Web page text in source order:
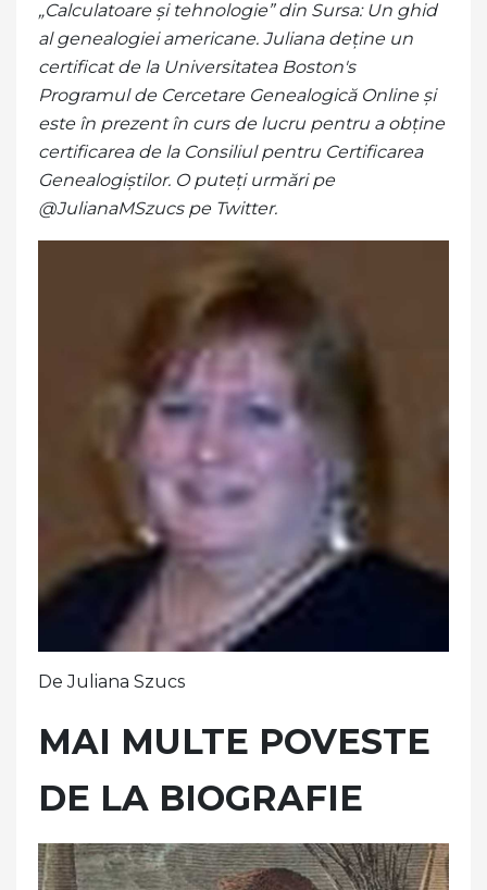
„Calculatoare și tehnologie” din Sursa: Un ghid
al genealogiei americane. Juliana deține un
certificat de la Universitatea Boston's
Programul de Cercetare Genealogică Online și
este în prezent în curs de lucru pentru a obține
certificarea de la Consiliul pentru Certificarea
Genealogiștilor. O puteți urmări pe
@JulianaMSzucs pe Twitter.
De Juliana Szucs
MAI MULTE POVESTE
DE LA BIOGRAFIE